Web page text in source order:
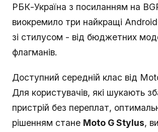
РБК-Україна з посиланням на
виокремило три найкращі
зі стилусом - від бюджетних
флагманів.
Доступний середній клас від
Для користувачів, які шукають
пристрій без переплат,
рішенням стане Moto G Stylus,